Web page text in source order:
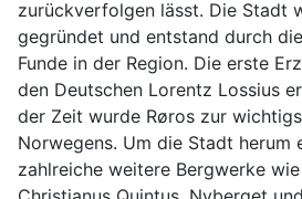
zurückverfolgen lässt. Die Stadt
gegründet und entstand durch
Funde in der Region. Die erste
den Deutschen Lorentz Lossius
der Zeit wurde Røros zur
Norwegens. Um die Stadt herum
zahlreiche weitere Bergwerke